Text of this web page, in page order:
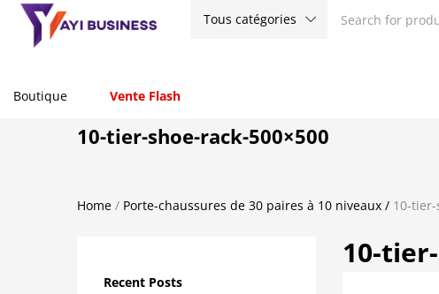
Tous catégories
Boutique Vente Flash
10-tier-shoe-rack-500×500
Home / Porte-chaussures de 30 paires à 10 niveaux / 10-tier-
Recent Posts
10-